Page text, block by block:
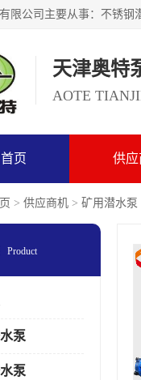
天津奥特
AOTE
页 供应
> 供应商机 > 矿用潜水泵
Product
泵
泵